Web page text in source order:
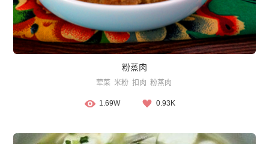
粉蒸肉
荤菜 米粉 扣肉 粉蒸肉
1.69W 0.93K